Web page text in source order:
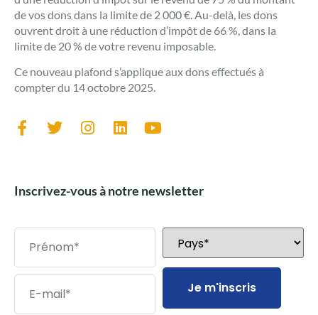
de vos dons dans la limite de 2 000 €. Au-delà, les dons
ouvrent droit à une réduction d’impôt de 66 %, dans la
limite de 20 % de votre revenu imposable.
Ce nouveau plafond s’applique aux dons effectués à
compter du 14 octobre 2025.
Inscrivez-vous à notre newsletter
Je m'inscris